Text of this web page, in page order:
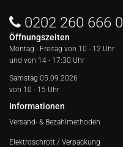
0202 260 666 0
Öffnungszeiten
Montag - Freitag von 10 - 12 Uhr
und von 14 - 17:30 Uhr
Samstag 05.09.2026
von 10 - 15 Uhr
Informationen
Versand- & Bezahlmethoden
Elektroschrott / Verpackung